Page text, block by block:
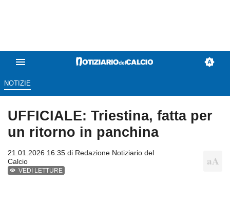
NOTIZIE
UFFICIALE: Triestina, fatta per
un ritorno in panchina
21.01.2026 16:35 di Redazione Notiziario del
Calcio
VEDI LETTURE